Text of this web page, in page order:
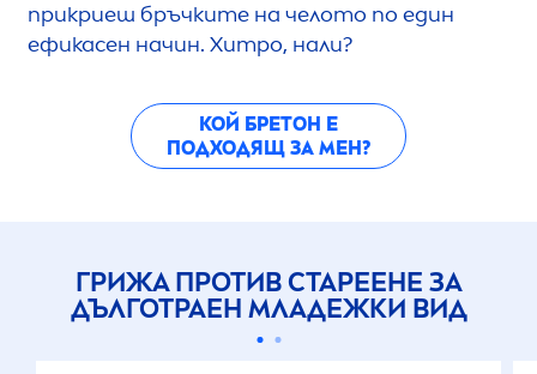
прикриеш бръчките на челото по един
ефикасен начин. Хитро, нали?
КОЙ БРЕТОН Е
ПОДХОДЯЩ ЗА МЕН?
ГРИЖА ПРОТИВ СТАРЕЕНЕ ЗА
ДЪЛГОТРАЕН МЛАДЕЖКИ ВИД